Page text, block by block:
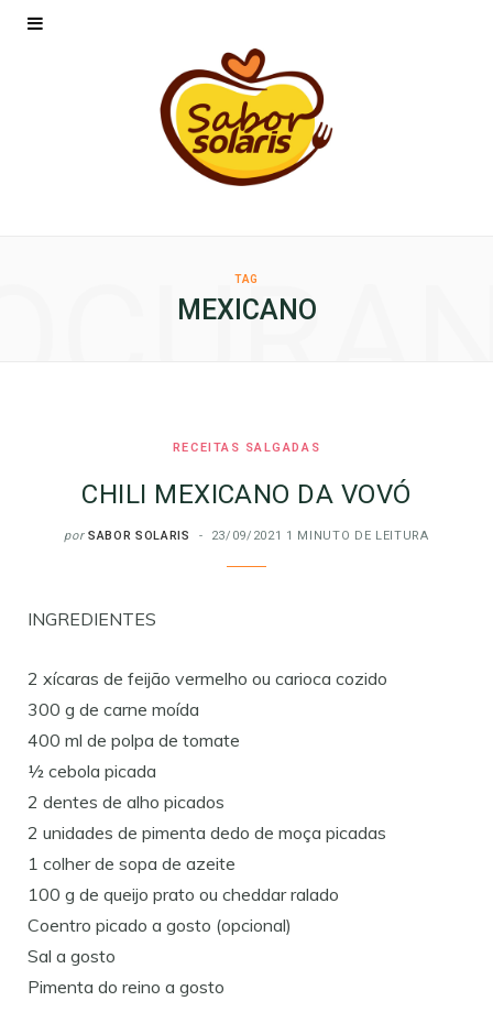
TAG
MEXICANO
RECEITAS SALGADAS
CHILI MEXICANO DA VOVÓ
por SABOR SOLARIS 23/09/2021 1 MINUTO DE LEITURA
INGREDIENTES
2 xícaras de feijão vermelho ou carioca cozido
300 g de carne moída
400 ml de polpa de tomate
½ cebola picada
2 dentes de alho picados
2 unidades de pimenta dedo de moça picadas
1 colher de sopa de azeite
100 g de queijo prato ou cheddar ralado
Coentro picado a gosto (opcional)
Sal a gosto
Pimenta do reino a gosto